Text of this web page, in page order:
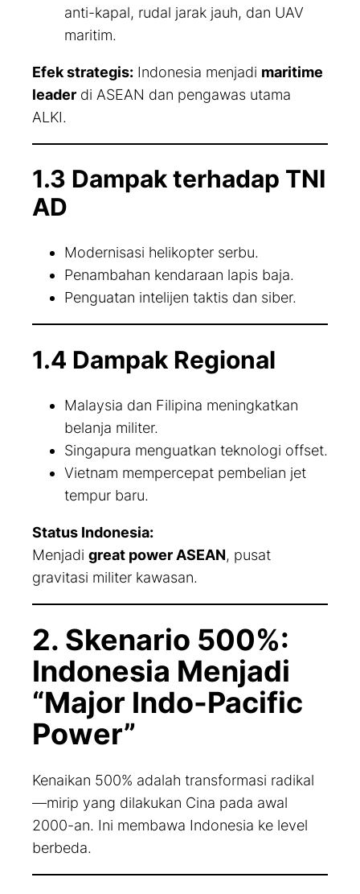
anti-kapal, rudal jarak jauh, dan UAV
maritim.
Efek strategis: Indonesia menjadi maritime
leader di ASEAN dan pengawas utama
ALKI.
1.3 Dampak terhadap TNI
AD
Modernisasi helikopter serbu.
Penambahan kendaraan lapis baja.
Penguatan intelijen taktis dan siber.
1.4 Dampak Regional
Malaysia dan Filipina meningkatkan
belanja militer.
Singapura menguatkan teknologi offset.
Vietnam mempercepat pembelian jet
tempur baru.
Status Indonesia:
Menjadi great power ASEAN, pusat
gravitasi militer kawasan.
2. Skenario 500%:
Indonesia Menjadi
“Major Indo-Pacific
Power”
Kenaikan 500% adalah transformasi radikal
—mirip yang dilakukan Cina pada awal
2000-an. Ini membawa Indonesia ke level
berbeda.